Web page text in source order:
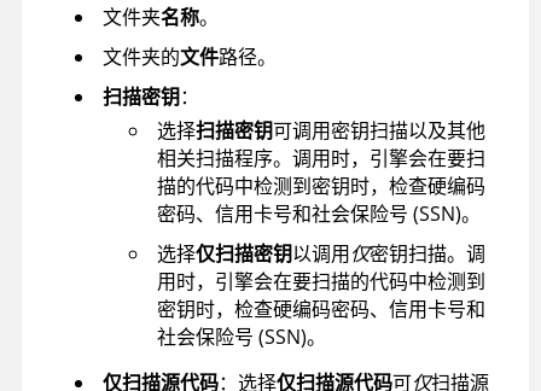
文件夹名称。
文件夹的文件路径。
扫描密钥：
选择扫描密钥可调用密钥扫描以及其他
相关扫描程序。调用时，引擎会在要扫
描的代码中检测到密钥时，检查硬编码
密码、信用卡号和社会保险号 (SSN)。
选择仅扫描密钥以调用仅密钥扫描。调
用时，引擎会在要扫描的代码中检测到
密钥时，检查硬编码密码、信用卡号和
社会保险号 (SSN)。
仅扫描源代码：选择仅扫描源代码可仅扫描源